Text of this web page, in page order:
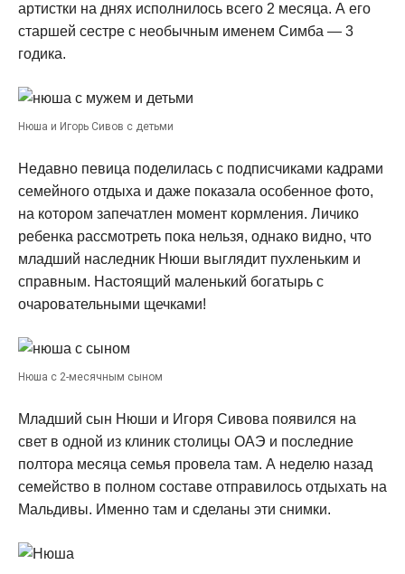
артистки на днях исполнилось всего 2 месяца. А его
старшей сестре с необычным именем Симба — 3
годика.
Нюша и Игорь Сивов с детьми
Недавно певица поделилась с подписчиками кадрами
семейного отдыха и даже показала особенное фото,
на котором запечатлен момент кормления. Личико
ребенка рассмотреть пока нельзя, однако видно, что
младший наследник Нюши выглядит пухленьким и
справным. Настоящий маленький богатырь с
очаровательными щечками!
Нюша с 2-месячным сыном
Младший сын Нюши и Игоря Сивова появился на
свет в одной из клиник столицы ОАЭ и последние
полтора месяца семья провела там. А неделю назад
семейство в полном составе отправилось отдыхать на
Мальдивы. Именно там и сделаны эти снимки.